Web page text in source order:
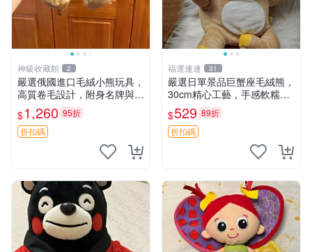
神級收藏館 2
嚴選俄國進口毛絨小熊玩具，
高質卷毛設計，附身名牌與標
章，臀部配豆袋填充， Home
page 滿額60元送非枕套，不
足補差價7元 小熊 玩具 毛絨
$1,260 95折
折扣碼
福運連連 31
嚴選日單景品巨蟹座毛絨熊，
30cm精心工藝，手感軟糯推
薦收藏送人 巨蟹座 毛絨玩具
精緻做工
$529 89折
折扣碼